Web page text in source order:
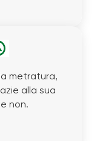
metratura,
alla sua
non.